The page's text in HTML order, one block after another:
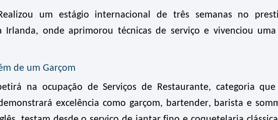
um estágio internacional de três semanas no
Irlanda, onde aprimorou técnicas de serviço e vivenciou
de um Garçom
na ocupação de Serviços de Restaurante, categoria que
excelência como garçom, bartender, barista e